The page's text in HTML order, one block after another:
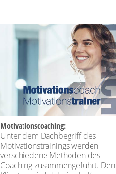
Motivationscoaching:
Unter dem Dachbegriff des
Motivationstrainings werden
verschiedene Methoden des
Coaching zusammengeführt. Den